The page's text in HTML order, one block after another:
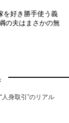
を好き勝手使う義
の夫はまさかの無
身取引”のリアル